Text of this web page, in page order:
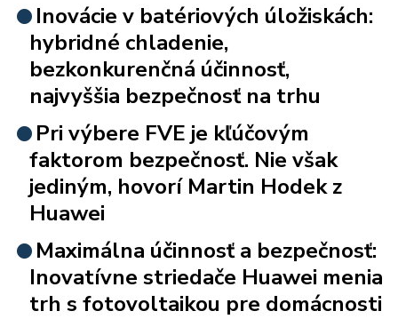
Inovácie v batériových úložiskách:
hybridné chladenie,
bezkonkurenčná účinnosť,
najvyššia bezpečnosť na trhu
Pri výbere FVE je kľúčovým
faktorom bezpečnosť. Nie však
jediným, hovorí Martin Hodek z
Huawei
Maximálna účinnosť a bezpečnosť:
Inovatívne striedače Huawei menia
trh s fotovoltaikou pre domácnosti